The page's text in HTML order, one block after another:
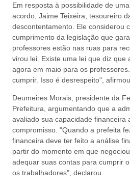
Em resposta à possibilidade de
acordo, Jaime Teixeira, tesoureiro
descontentamento. Ele considerou
cumprimento da legislação que
professores estão nas ruas para
virou lei. Existe uma lei que diz que
agora em maio para os
cumprir. Isso é desrespeito", afirmou.
Deumeires Morais, presidente da
Prefeitura, argumentando que a
avaliado sua capacidade financeira
compromisso. "Quando a prefeita
financeira deve ter feito a análise
partir do momento em que
adequar suas contas para cumprir
os trabalhadores", declarou.